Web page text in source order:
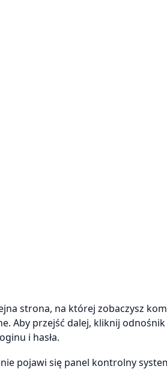
strona, na której zobaczysz
Aby przejść dalej, kliknij odnośnik
i hasła.
pojawi się panel kontrolny